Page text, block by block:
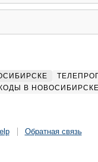
В НОВОСИБИРСКЕ
Обратная связь